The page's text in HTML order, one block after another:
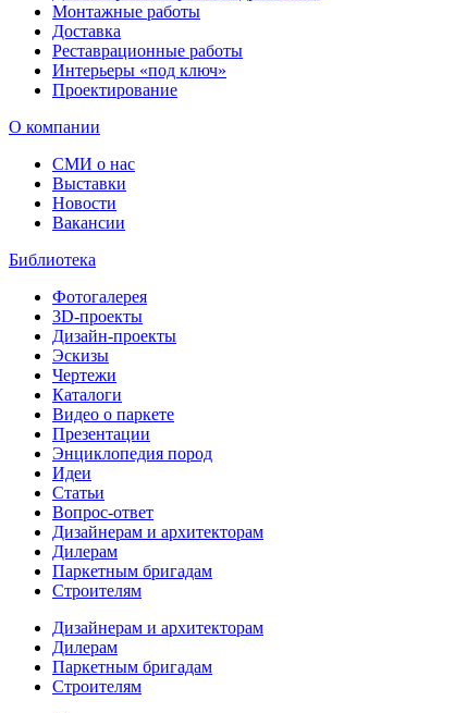
Монтажные работы
Доставка
Реставрационные работы
Интерьеры «под ключ»
Проектирование
О компании
СМИ о нас
Выставки
Новости
Вакансии
Библиотека
Фотогалерея
3D-проекты
Дизайн-проекты
Эскизы
Чертежи
Каталоги
Видео о паркете
Презентации
Энциклопедия пород
Идеи
Статьи
Вопрос-ответ
Дизайнерам и архитекторам
Дилерам
Паркетным бригадам
Строителям
Дизайнерам и архитекторам
Дилерам
Паркетным бригадам
Строителям